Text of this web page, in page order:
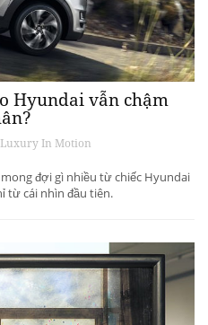
Hyundai vẫn chậm
Luxury In Motion
đợi gì nhiều từ chiếc Hyundai
từ cái nhìn đầu tiên.